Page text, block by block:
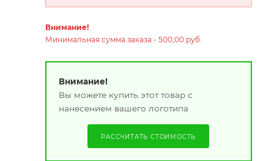
Внимание!
Минимальная сумма заказа - 500,00 руб.
Внимание!
Вы можете купить этот товар с
нанесением вашего логотипа
РАССЧИТАТЬ СТОИМОСТЬ